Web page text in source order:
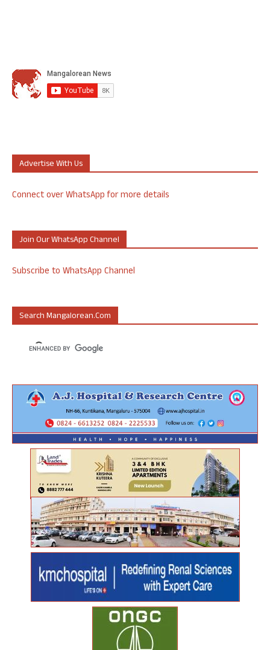
Advertise With Us
Connect over WhatsApp for more details
Join Our WhatsApp Channel
Subscribe to WhatsApp Channel
Search Mangalorean.com